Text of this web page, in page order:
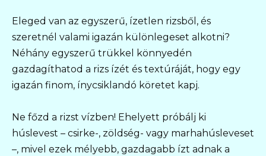
Eleged van az egyszerű, ízetlen rizsből, és
szeretnél valami igazán különlegeset alkotni?
Néhány egyszerű trükkel könnyedén
gazdagíthatod a rizs ízét és textúráját, hogy egy
igazán finom, ínycsiklandó köretet kapj.
Ne főzd a rizst vízben! Ehelyett próbálj ki
húslevest – csirke-, zöldség- vagy marhahúsleveset
–, mivel ezek mélyebb, gazdagabb ízt adnak a